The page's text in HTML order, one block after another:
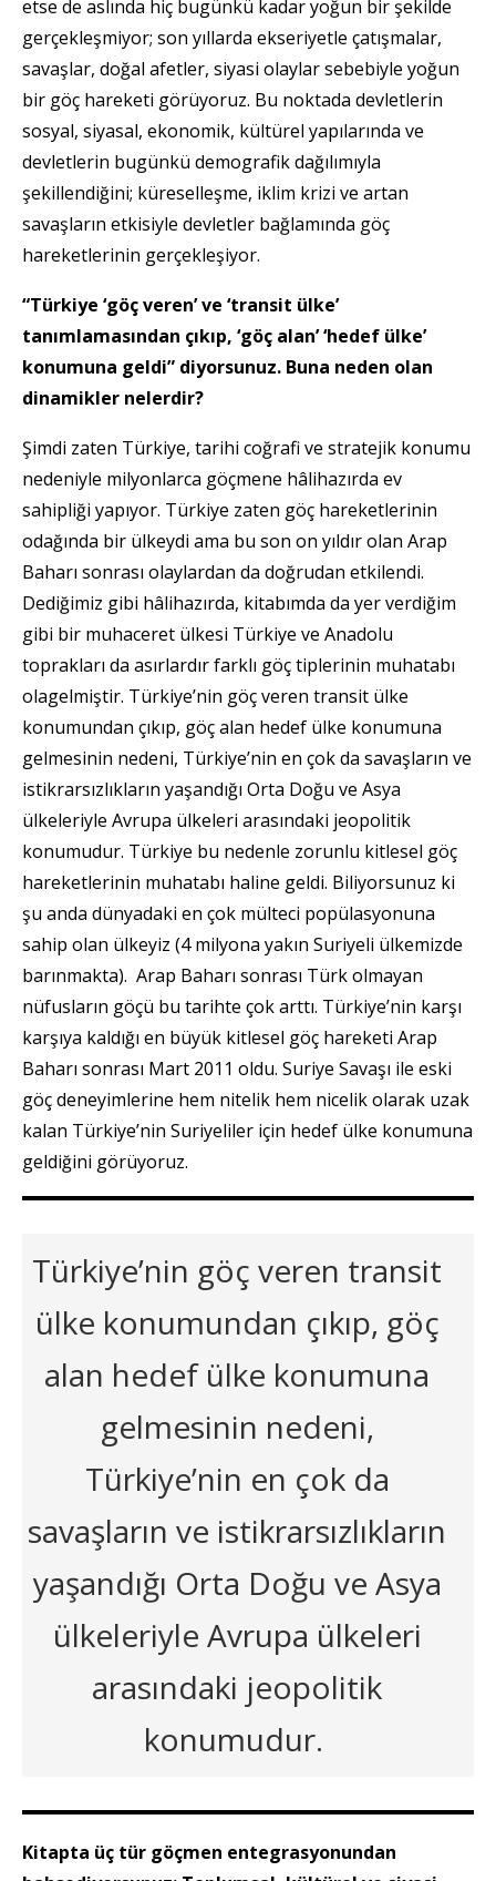
etse de aslında hiç bugünkü kadar yoğun bir şekilde
gerçekleşmiyor; son yıllarda ekseriyetle çatışmalar,
savaşlar, doğal afetler, siyasi olaylar sebebiyle yoğun
bir göç hareketi görüyoruz. Bu noktada devletlerin
sosyal, siyasal, ekonomik, kültürel yapılarında ve
devletlerin bugünkü demografik dağılımıyla
şekillendiğini; küreselleşme, iklim krizi ve artan
savaşların etkisiyle devletler bağlamında göç
hareketlerinin gerçekleşiyor.
“Türkiye ‘göç veren’ ve ‘transit ülke’
tanımlamasından çıkıp, ‘göç alan’ ‘hedef ülke’
konumuna geldi” diyorsunuz. Buna neden olan
dinamikler nelerdir?
Şimdi zaten Türkiye, tarihi coğrafi ve stratejik konumu
nedeniyle milyonlarca göçmene hâlihazırda ev
sahipliği yapıyor. Türkiye zaten göç hareketlerinin
odağında bir ülkeydi ama bu son on yıldır olan Arap
Baharı sonrası olaylardan da doğrudan etkilendi.
Dediğimiz gibi hâlihazırda, kitabımda da yer verdiğim
gibi bir muhaceret ülkesi Türkiye ve Anadolu
toprakları da asırlardır farklı göç tiplerinin muhatabı
olagelmiştir. Türkiye’nin göç veren transit ülke
konumundan çıkıp, göç alan hedef ülke konumuna
gelmesinin nedeni, Türkiye’nin en çok da savaşların ve
istikrarsızlıkların yaşandığı Orta Doğu ve Asya
ülkeleriyle Avrupa ülkeleri arasındaki jeopolitik
konumudur. Türkiye bu nedenle zorunlu kitlesel göç
hareketlerinin muhatabı haline geldi. Biliyorsunuz ki
şu anda dünyadaki en çok mülteci popülasyonuna
sahip olan ülkeyiz (4 milyona yakın Suriyeli ülkemizde
barınmakta). Arap Baharı sonrası Türk olmayan
nüfusların göçü bu tarihte çok arttı. Türkiye’nin karşı
karşıya kaldığı en büyük kitlesel göç hareketi Arap
Baharı sonrası Mart 2011 oldu. Suriye Savaşı ile eski
göç deneyimlerine hem nitelik hem nicelik olarak uzak
kalan Türkiye’nin Suriyeliler için hedef ülke konumuna
geldiğini görüyoruz.
Türkiye’nin göç veren transit
ülke konumundan çıkıp, göç
alan hedef ülke konumuna
gelmesinin nedeni,
Türkiye’nin en çok da
savaşların ve istikrarsızlıkların
yaşandığı Orta Doğu ve Asya
ülkeleriyle Avrupa ülkeleri
arasındaki jeopolitik
konumudur.
Kitapta üç tür göçmen entegrasyonundan